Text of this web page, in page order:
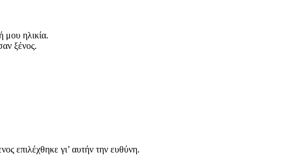
μου ηλικία.
ξένος.
επιλέχθηκε γι’ αυτήν την ευθύνη.